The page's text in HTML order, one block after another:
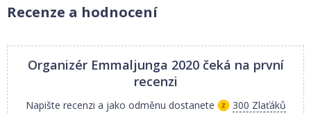
Recenze a hodnocení
Organizér Emmaljunga 2020 čeká na první
recenzi
Napište recenzi a jako odměnu dostanete
300 Zlaťáků